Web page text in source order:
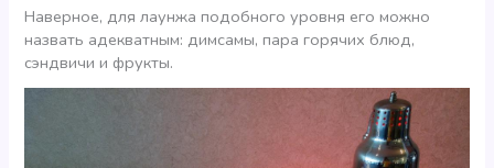
Наверное, для лаунжа подобного уровня его можно
назвать адекватным: димсамы, пара горячих блюд,
сэндвичи и фрукты.